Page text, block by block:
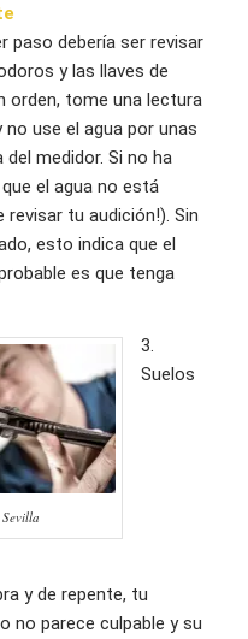
paso debería ser revisar
y las llaves de
orden, tome una lectura
use el agua por unas
medidor. Si no ha
el agua no está
revisar tu audición!). Sin
esto indica que el
es que tenga
3.
Suelos
y de repente, tu
no parece culpable y su